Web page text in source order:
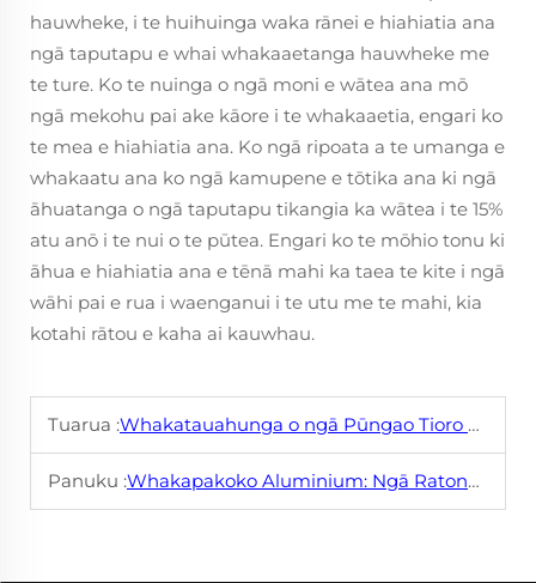
hauwheke, i te huihuinga waka rānei e hiahiatia ana
ngā taputapu e whai whakaaetanga hauwheke me
te ture. Ko te nuinga o ngā moni e wātea ana mō
ngā mekohu pai ake kāore i te whakaaetia, engari ko
te mea e hiahiatia ana. Ko ngā ripoata a te umanga e
whakaatu ana ko ngā kamupene e tōtika ana ki ngā
āhuatanga o ngā taputapu tikangia ka wātea i te 15%
atu anō i te nui o te pūtea. Engari ko te mōhio tonu ki
āhua e hiahiatia ana e tēnā mahi ka taea te kite i ngā
wāhi pai e rua i waenganui i te utu me te mahi, kia
kotahi rātou e kaha ai kauwhau.
Tuarua :Whakatauahunga o ngā Pūngao Tioro Whakamaharatanga i te Kōmihana Whakapuaki
Panuku :Whakapakoko Aluminium: Ngā Ratonga Nui kei roto i te Hangaiwhenua Hīkaroa